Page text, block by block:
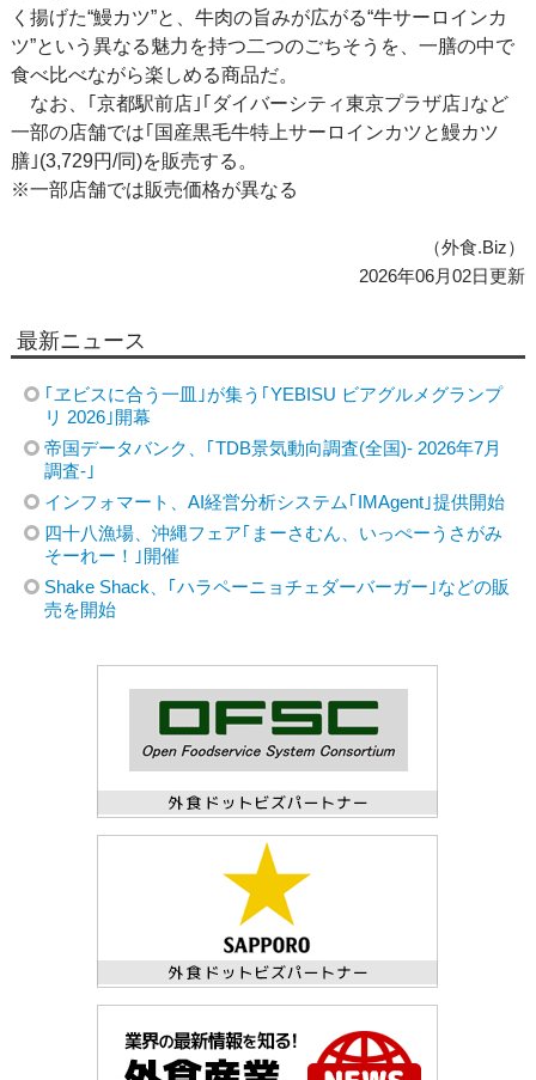
く揚げた“鰻カツ”と、牛肉の旨みが広がる“牛サーロインカ
ツ”という異なる魅力を持つ二つのごちそうを、一膳の中で
食べ比べながら楽しめる商品だ。
なお、｢京都駅前店｣｢ダイバーシティ東京プラザ店｣など
一部の店舗では｢国産黒毛牛特上サーロインカツと鰻カツ
膳｣(3,729円/同)を販売する。
※一部店舗では販売価格が異なる
（外食.Biz）
2026年06月02日更新
最新ニュース
｢ヱビスに合う一皿｣が集う｢YEBISU ビアグルメグランプ
リ 2026｣開幕
帝国データバンク、｢TDB景気動向調査(全国)- 2026年7月
調査-｣
インフォマート、AI経営分析システム｢IMAgent｣提供開始
四十八漁場、沖縄フェア｢まーさむん、いっぺーうさがみ
そーれー！｣開催
Shake Shack、｢ハラペーニョチェダーバーガー｣などの販
売を開始